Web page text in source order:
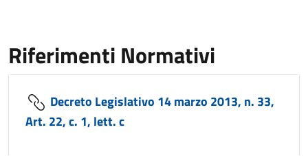
Riferimenti Normativi
Decreto Legislativo 14 marzo 2013, n. 33,
Art. 22, c. 1, lett. c